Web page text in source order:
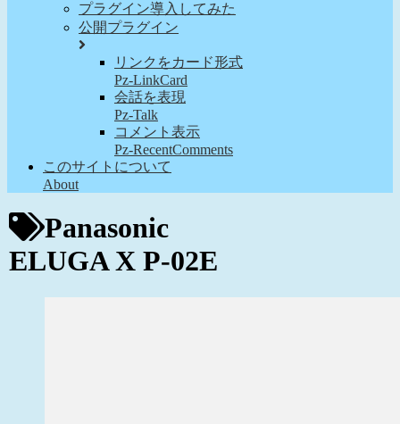
プラグイン導入してみた
公開プラグイン
リンクをカード形式
Pz-LinkCard
会話を表現
Pz-Talk
コメント表示
Pz-RecentComments
このサイトについて
About
Panasonic
ELUGA X P-02E